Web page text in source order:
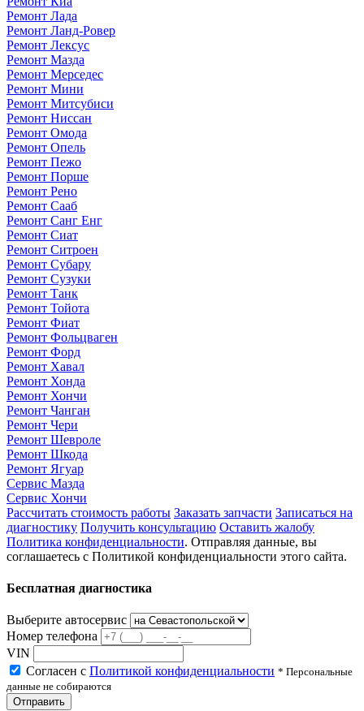
Ремонт Лада
Ремонт Ланд-Ровер
Ремонт Лексус
Ремонт Мазда
Ремонт Мерседес
Ремонт Мини
Ремонт Митсубиси
Ремонт Ниссан
Ремонт Омода
Ремонт Опель
Ремонт Пежо
Ремонт Порше
Ремонт Рено
Ремонт Сааб
Ремонт Санг Енг
Ремонт Сиат
Ремонт Ситроен
Ремонт Субару
Ремонт Сузуки
Ремонт Танк
Ремонт Тойота
Ремонт Фиат
Ремонт Фольцваген
Ремонт Форд
Ремонт Хавал
Ремонт Хонда
Ремонт Хончи
Ремонт Чанган
Ремонт Чери
Ремонт Шевроле
Ремонт Шкода
Ремонт Ягуар
Сервис Мазда
Сервис Хончи
Рассчитать стоимость работы Заказать запчасти Записаться на
диагностику Получить консультацию Оставить жалобу
Политика конфиденциальности. Отправляя данные, вы
соглашаетесь с Политикой конфиденциальности этого сайта.
Бесплатная диагностика
Выберите автосервис
Номер телефона
VIN
Согласен с Политикой конфиденциальности * Персональные
данные не собираются
Отправить